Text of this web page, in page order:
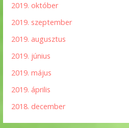
2019. október
2019. szeptember
2019. augusztus
2019. június
2019. május
2019. április
2018. december